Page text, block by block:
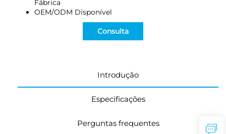
Fábrica
OEM/ODM Disponível
Consulta
Introdução
Especificações
Perguntas frequentes